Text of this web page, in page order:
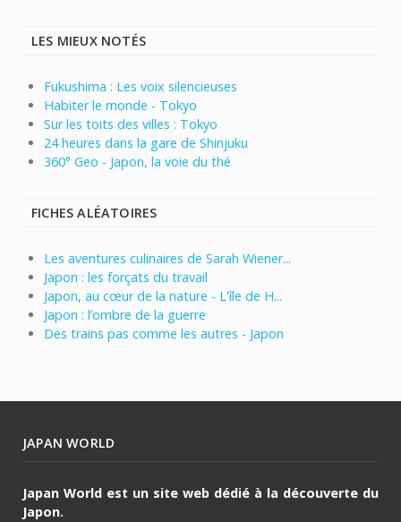
LES MIEUX NOTÉS
Fukushima : Les voix silencieuses
Habiter le monde - Tokyo
Sur les toits des villes : Tokyo
24 heures dans la gare de Shinjuku
360° Geo - Japon, la voie du thé
FICHES ALÉATOIRES
Les aventures culinaires de Sarah Wiener...
Japon : les forçats du travail
Japon, au cœur de la nature - L'île de H...
Japon : l’ombre de la guerre
Des trains pas comme les autres - Japon
JAPAN WORLD
Japan World est un site web dédié à la découverte du
Japon.